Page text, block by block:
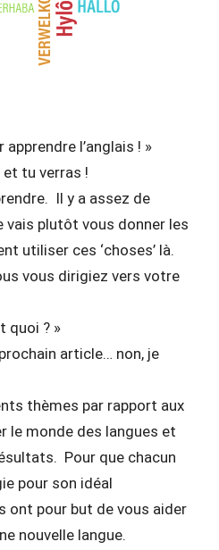
l’anglais ! »
et tu verras !
Il y a assez de
vais plutôt vous donner les
utiliser ces ‘choses’ là.
vous dirigiez vers votre
quoi ? »
article… non, je
thèmes par rapport aux
le monde des langues et
Pour que chacun
pour son idéal
ont pour but de vous aider
nouvelle langue.